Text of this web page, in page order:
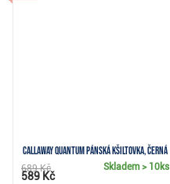
Callaway Quantum pánská kšiltovka, černá
Skladem> 10ks
689 Kč
589 Kč